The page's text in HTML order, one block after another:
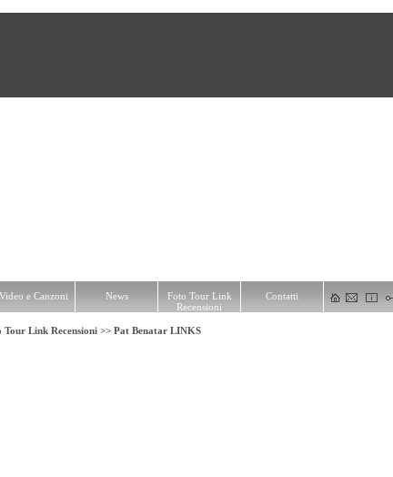
Tour Link Recensioni >> Pat Benatar LINKS
Video e Canzoni News
Foto Tour Link
Recensioni
Contatti